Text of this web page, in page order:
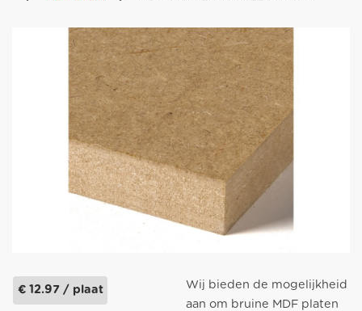
€ 12.97 / plaat
Wij bieden de mogelijkheid
aan om bruine MDF platen